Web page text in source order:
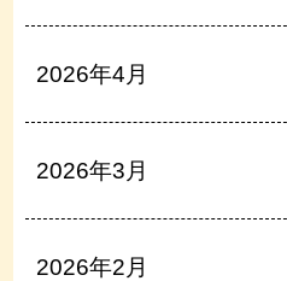
2026年4月
2026年3月
2026年2月